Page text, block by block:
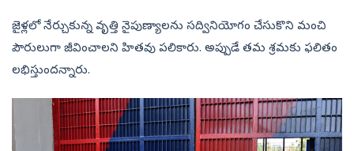
జైళ్లలో నేర్చుకున్న వృత్తి నైపుణ్యాలను సద్వినియోగం చేసుకొని మంచి
పౌరులుగా జీవించాలని హితవు పలికారు. అప్పుడే తమ శ్రమకు ఫలితం
లభిస్తుందన్నారు.